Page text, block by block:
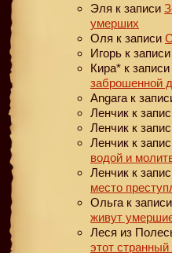
Эля к записи
умерших
Оля к записи
Игорь к записи
Кира* к записи
заброшенной
Angara к
Ленчик к
Ленчик к
Ленчик к
водой и
Ленчик к
место
Ольга к записи
живут
Леся из
этот